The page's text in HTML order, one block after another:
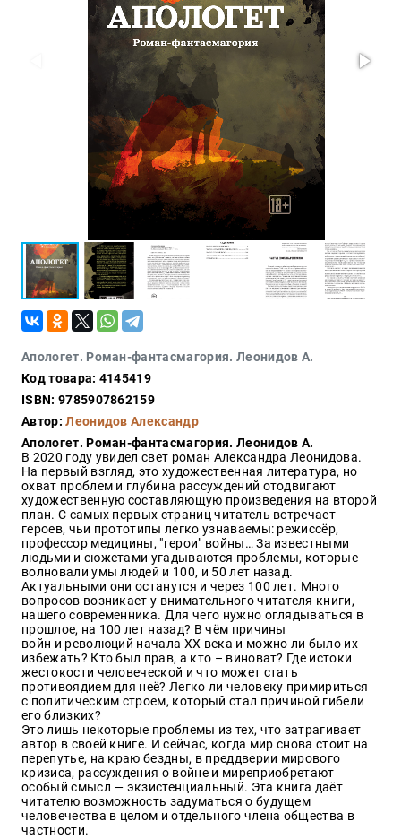
Апологет. Роман-фантасмагория. Леонидов А.
Код товара: 4145419
ISBN: 9785907862159
Автор:Леонидов Александр
Апологет. Роман-фантасмагория. Леонидов А.
В 2020 году увидел свет роман Александра Леонидова.
На первый взгляд, это художественная литература, но
охват проблем и глубина рассуждений отодвигают
художественную составляющую произведения на второй
план. С самых первых страниц читатель встречает
героев, чьи прототипы легко узнаваемы: режиссёр,
профессор медицины, "герои" войны… За известными
людьми и сюжетами угадываются проблемы, которые
волновали умы людей и 100, и 50 лет назад.
Актуальными они останутся и через 100 лет. Много
вопросов возникает у внимательного читателя книги,
нашего современника. Для чего нужно оглядываться в
прошлое, на 100 лет назад? В чём причины
войн и революций начала XX века и можно ли было их
избежать? Кто был прав, а кто – виноват? Где истоки
жестокости человеческой и что может стать
противоядием для неё? Легко ли человеку примириться
с политическим строем, который стал причиной гибели
его близких?
Это лишь некоторые проблемы из тех, что затрагивает
автор в своей книге. И сейчас, когда мир снова стоит на
перепутье, на краю бездны, в преддверии мирового
кризиса, рассуждения о войне и миреприобретают
особый смысл — экзистенциальный. Эта книга даёт
читателю возможность задуматься о будущем
человечества в целом и отдельного члена общества в
частности.
Тайное и
непознанное
Философия
Конспирология
Религия
Туризм
Разное
гастрономия,
кулинария
Красота
и
здоровье
Оптовикам
Авторам
Контакты
Мероприятия
+7(499)
350-17-
79
Москва
pochta@den-
magazin.ru